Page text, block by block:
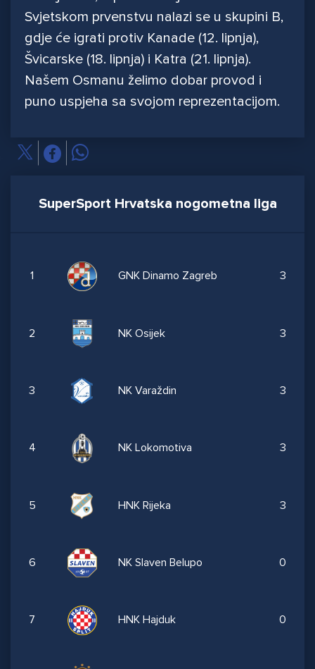
Svjetskom prvenstvu nalazi se u skupini B,
gdje će igrati protiv Kanade (12. lipnja),
Švicarske (18. lipnja) i Katra (21. lipnja).
Našem Osmanu želimo dobar provod i
puno uspjeha sa svojom reprezentacijom.
SuperSport Hrvatska nogometna liga
1 GNK Dinamo Zagreb 3
2 NK Osijek 3
3 NK Varaždin 3
4 NK Lokomotiva 3
5 HNK Rijeka 3
6 NK Slaven Belupo 0
7 HNK Hajduk 0